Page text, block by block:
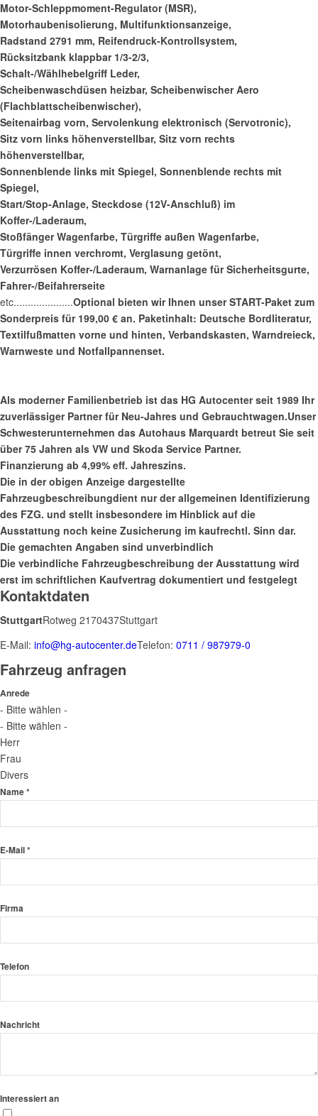
Motor-Schleppmoment-Regulator (MSR),
Motorhaubenisolierung, Multifunktionsanzeige,
Radstand 2791 mm, Reifendruck-Kontrollsystem,
Rücksitzbank klappbar 1/3-2/3,
Schalt-/Wählhebelgriff Leder,
Scheibenwaschdüsen heizbar, Scheibenwischer Aero
(Flachblattscheibenwischer),
Seitenairbag vorn, Servolenkung elektronisch (Servotronic),
Sitz vorn links höhenverstellbar, Sitz vorn rechts
höhenverstellbar,
Sonnenblende links mit Spiegel, Sonnenblende rechts mit
Spiegel,
Start/Stop-Anlage, Steckdose (12V-Anschluß) im
Koffer-/Laderaum,
Stoßfänger Wagenfarbe, Türgriffe außen Wagenfarbe,
Türgriffe innen verchromt, Verglasung getönt,
Verzurrösen Koffer-/Laderaum, Warnanlage für Sicherheitsgurte,
Fahrer-/Beifahrerseite
etc.....................Optional bieten wir Ihnen unser START-Paket zum
Sonderpreis für 199,00 € an. Paketinhalt: Deutsche Bordliteratur,
Textilfußmatten vorne und hinten, Verbandskasten, Warndreieck,
Warnweste und Notfallpannenset.
Als moderner Familienbetrieb ist das HG Autocenter seit 1989 Ihr
zuverlässiger Partner für Neu-Jahres und Gebrauchtwagen.Unser
Schwesterunternehmen das Autohaus Marquardt betreut Sie seit
über 75 Jahren als VW und Skoda Service Partner.
Finanzierung ab 4,99% eff. Jahreszins.
Die in der obigen Anzeige dargestellte
Fahrzeugbeschreibungdient nur der allgemeinen Identifizierung
des FZG. und stellt insbesondere im Hinblick auf die
Ausstattung noch keine Zusicherung im kaufrechtl. Sinn dar.
Die gemachten Angaben sind unverbindlich
Die verbindliche Fahrzeugbeschreibung der Ausstattung wird
erst im schriftlichen Kaufvertrag dokumentiert und festgelegt
Kontaktdaten
StuttgartRotweg 2170437Stuttgart
E-Mail: info@hg-autocenter.deTelefon: 0711 / 987979-0
Fahrzeug anfragen
Anrede
- Bitte wählen -
- Bitte wählen -
Herr
Frau
Divers
Name *
E-Mail *
Firma
Telefon
Nachricht
Interessiert an